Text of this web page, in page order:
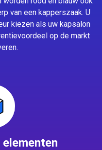
van een kapperszaak. U
kiezen als uw kapsalon
op de markt